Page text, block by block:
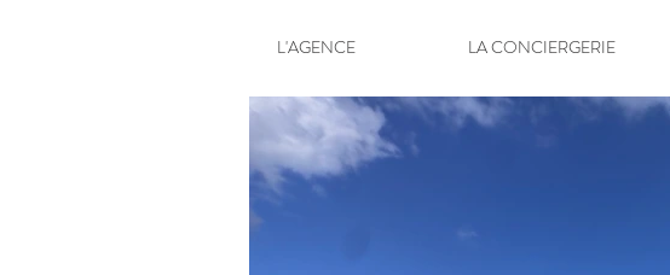
L'AGENCE LA CONCIERGERIE